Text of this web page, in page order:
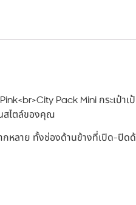
Pink<br>City Pack Mini กระเป๋
สไตล์ของคุณ
กหลาย ทั้งช่องด้านข้างที่เปิด-ปิ